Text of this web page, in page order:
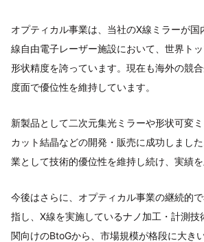
オプティカル事業は、当社のX線ミラーが国
線自由電子レーザー施設において、世界ト
形状精度を誇っています。現在も海外の競
度面で優位性を維持しています。
新製品として二次元集光ミラーや形状可変
カット結晶などの開発・販売に成功しまし
業として技術的優位性を維持し続け、実績を
今後はさらに、オプティカル事業の継続的
指し、X線を実施しているナノ加工・計測
関向けのBtoGから、市場規模が格段に大き